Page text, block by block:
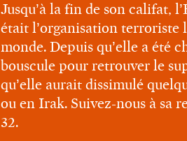
Jusqu’à la fin de son califat,
était l’organisation terroriste
monde. Depuis qu’elle a été
bouscule pour retrouver le
qu’elle aurait dissimulé
ou en Irak. Suivez-nous à sa
32.